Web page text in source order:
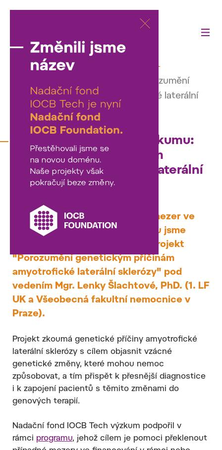
Činnost fondu
—
Podpora klinického výzkumu: Porozumění
genetickým příčinám amyotrofické laterální
sklerózy
Podpora klinického výzkumu:
Porozumění genetickým
příčinám amyotrofické laterální
sklerózy
V rámci Programu pro pokrytí mezer ve
financování klinického výzkumu jsme
částkou 195.000 Kč podpořili projekt
"Porozumění genetickým příčinám
amyotrofické laterální sklerózy" pod
vedením Mgr. Lenky Šlachtové, PhD. (1. LF
UK a Všeobecná fakultní nemocnice v
Praze).
Projekt zkoumá genetické příčiny amyotrofické
laterální sklerózy s cílem objasnit vzácné
genetické změny, které mohou nemoc
způsobovat, a tím přispět k přesnější diagnostice
i k zapojení pacientů s těmito změnami do
genových terapií.
Nadační fond IOCB Tech výzkum podpořil v
rámci programu, jehož cílem je pomoci překlenout